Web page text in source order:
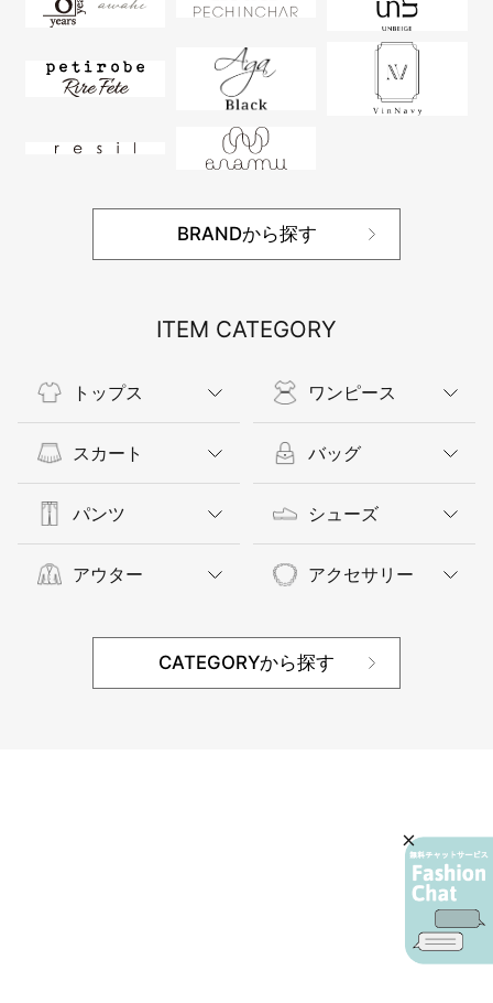
BRANDから探す
ITEM CATEGORY
トップス
スカート
パンツ
アウター
ワンピース
バッグ
シューズ
アクセサリー
CATEGORYから探す